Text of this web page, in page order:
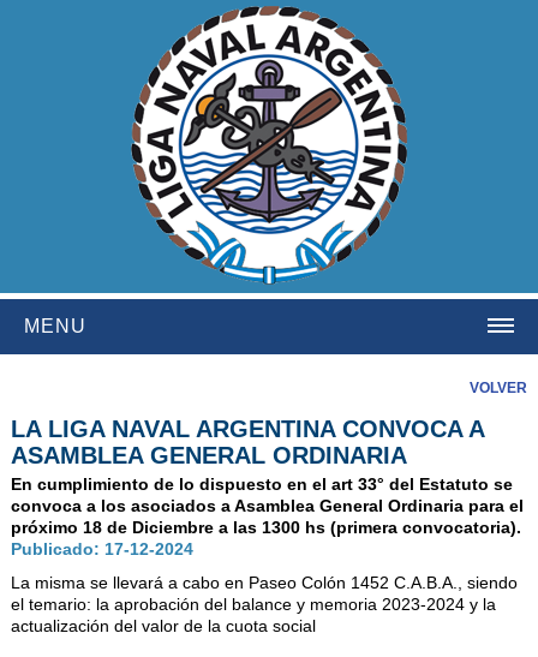
MENU
INSTITUCIONAL
NOSOTROS
HISTORIA
AUTORIDADES
BENEFICIOS
NOTICIAS & ACTIVIDADES
VOLVER
LA LIGA NAVAL ARGENTINA CONVOCA A
ASAMBLEA GENERAL ORDINARIA
En cumplimiento de lo dispuesto en el art 33° del Estatuto se
convoca a los asociados a Asamblea General Ordinaria para el
próximo 18 de Diciembre a las 1300 hs (primera convocatoria).
Publicado: 17-12-2024
La misma se llevará a cabo en Paseo Colón 1452 C.A.B.A., siendo
el temario: la aprobación del balance y memoria 2023-2024 y la
actualización del valor de la cuota social